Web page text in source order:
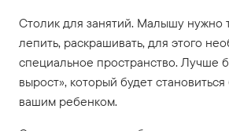
Столик для занятий. Малышу нужно
лепить, раскрашивать, для этого
специальное пространство. Лучше
вырост», который будет
вашим ребенком.